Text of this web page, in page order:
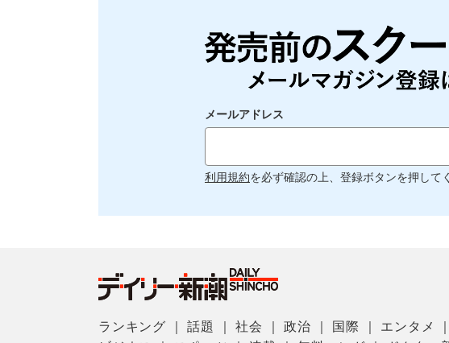
メールアドレス
利用規約を必ず確認の上、登録ボタンを押して
ランキング ｜話題 ｜社会 ｜政治 国際 エンタメ